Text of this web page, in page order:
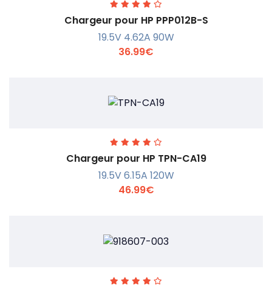
En savoir +
Chargeur pour HP PPP012B-S
19.5V 4.62A 90W
36.99€
En savoir +
Chargeur pour HP TPN-CA19
19.5V 6.15A 120W
46.99€